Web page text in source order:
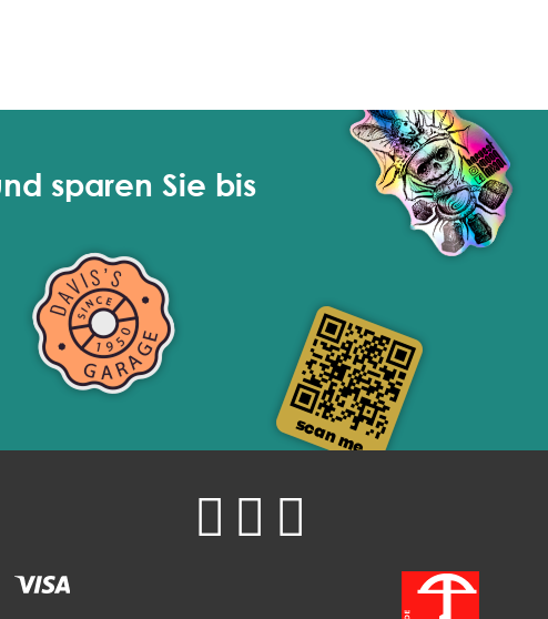
sparen Sie bis